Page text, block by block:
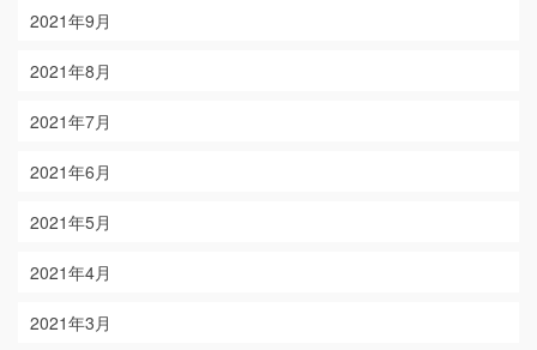
2021年9月
2021年8月
2021年7月
2021年6月
2021年5月
2021年4月
2021年3月